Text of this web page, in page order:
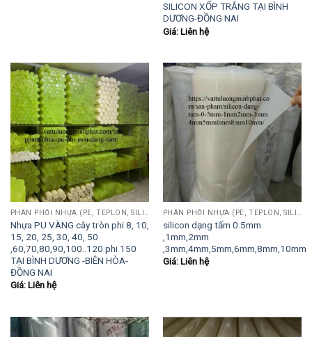
SILICON XỐP TRẮNG TẠI BÌNH
DƯƠNG-ĐỒNG NAI
Giá: Liên hệ
PHÂN PHỐI NHỰA (PE, TEPLON, SILICON, PHÍP CÁCH ĐIỆN, POM...)
Nhựa PU VÀNG cây tròn phi 8, 10,
15, 20, 25, 30, 40, 50
,60,70,80,90,100..120 phi 150
TẠI BÌNH DƯƠNG -BIÊN HÒA-
ĐỒNG NAI
Giá: Liên hệ
PHÂN PHỐI NHỰA (PE, TEPLON, SILICON, PHÍP CÁCH ĐIỆN, POM...)
silicon dạng tấm 0.5mm
,1mm,2mm
,3mm,4mm,5mm,6mm,8mm,10mm
Giá: Liên hệ